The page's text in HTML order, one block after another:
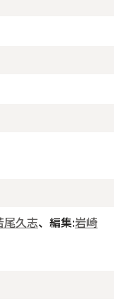
尾久志、編集:岩崎